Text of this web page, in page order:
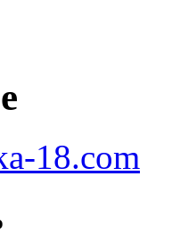
18.com